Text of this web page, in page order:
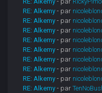
RE: Alkemy - par
RE: Alkemy - par
RE: Alkemy - par
RE: Alkemy - par
RE: Alkemy - par
RE: Alkemy - par
RE: Alkemy - par
RE: Alkemy - par
RE: Alkemy - par